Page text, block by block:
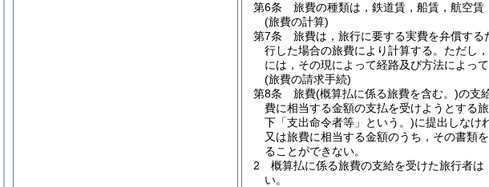
第6条
旅費の種類は，鉄道賃，船賃，航空賃
(旅費の計算)
第7条
旅費は，旅行に要する実費を弁償する
行した場合の旅費により計算する。 ただし
には，その現によって経路及び方法によって
(旅費の請求手続)
第8条
旅費(概算払に係る旅費を含む。)の支
費に相当する金額の支払を受けようとする
下「支出命令者等」という。)に提出しなけ
又は旅費に相当する金額のうち，その書類
ることができない。
2
概算払に係る旅費の支給を受けた旅行者
い。